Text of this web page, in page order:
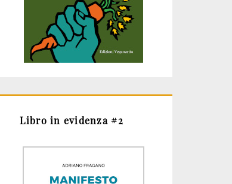
Libro in evidenza #2